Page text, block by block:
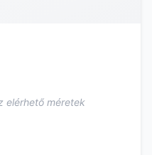
elérhető méretek